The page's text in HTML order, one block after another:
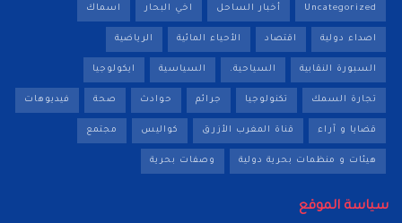
Uncategorized أخبار الساحل اخي البحار اسماك
اصداء دولية اقتصاد الأحياء المائية الرياضية
السبورة النقابية السياحية. السياسية ايكولوجيا
تجارة السمك تكنولوجيا جرائم حوادث صحة فيديوهات
قضايا و آراء قناة المغرب الأزرق كواليس مجتمع
هيئات و منظمات بحرية دولية وصفات بحرية
سياسة الموقع